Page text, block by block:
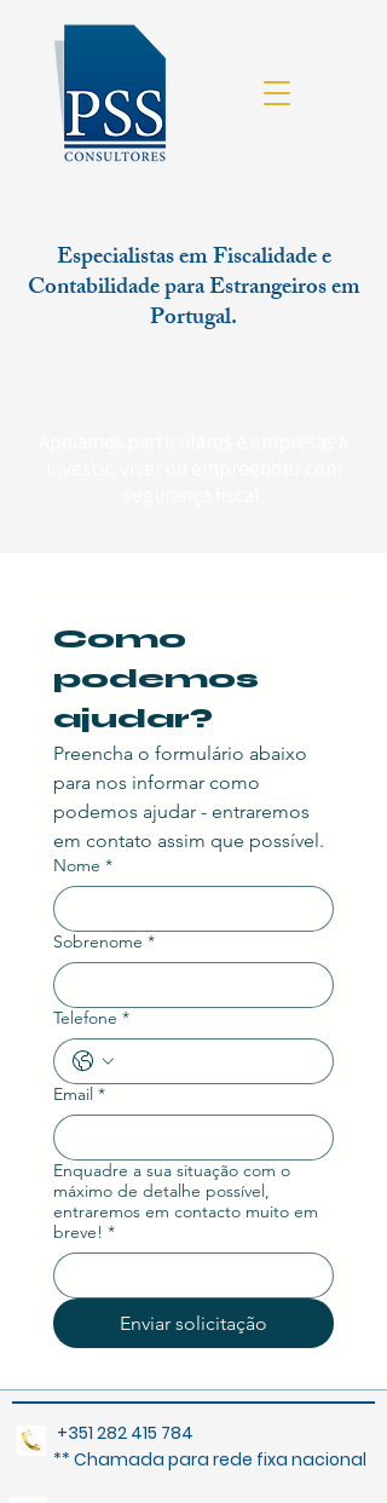
Especialistas em Fiscalidade e
Contabilidade para Estrangeiros em
Portugal.
Como
podemos
ajudar?
Preencha o formulário abaixo
para nos informar como
podemos ajudar - entraremos
em contato assim que possível.
Nome *
Sobrenome *
Telefone *
Email *
Enquadre a sua situação com o
máximo de detalhe possível,
entraremos em contacto muito em
breve! *
Enviar solicitação
+351 282 415 784
** Chamada para rede fixa nacional